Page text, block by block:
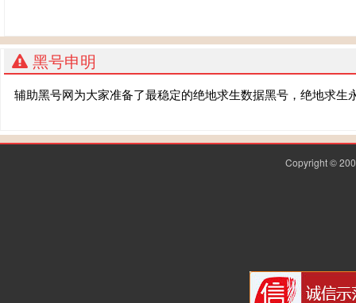
黑号申明
辅助黑号网为大家准备了最稳定的绝地求生数据黑号，绝地求
Copyright ©